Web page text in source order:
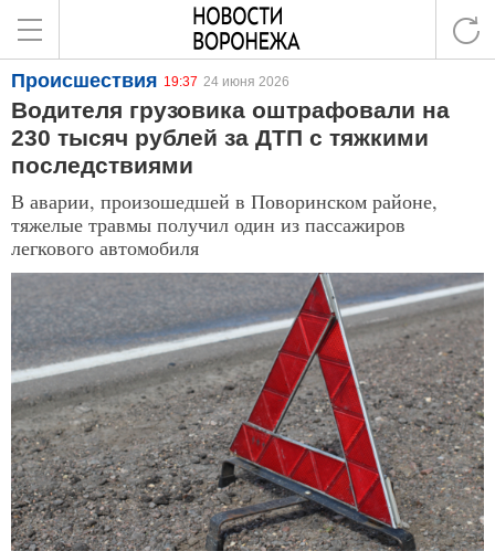
Происшествия 19:37 24 июня 2026
Водителя грузовика оштрафовали на
230 тысяч рублей за ДТП с тяжкими
последствиями
В аварии, произошедшей в Поворинском районе,
тяжелые травмы получил один из пассажиров
легкового автомобиля